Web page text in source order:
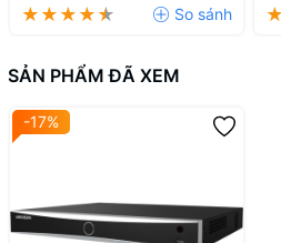
SẢN PHẨM ĐÃ XEM
-17%